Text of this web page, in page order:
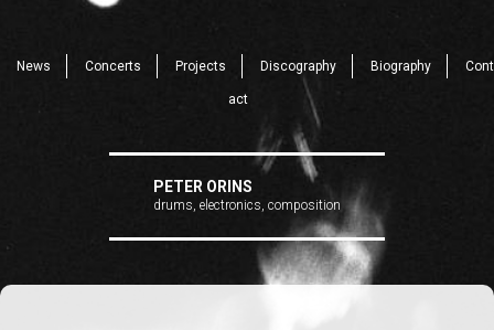
News Concerts Projects Discography Biography Cont
act
PETER ORINS
drums, electronics, composition